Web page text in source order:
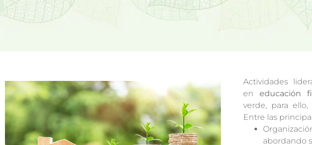
Actividades lideradas por ASUFIN
en educación
verde, para
Entre las
abordando